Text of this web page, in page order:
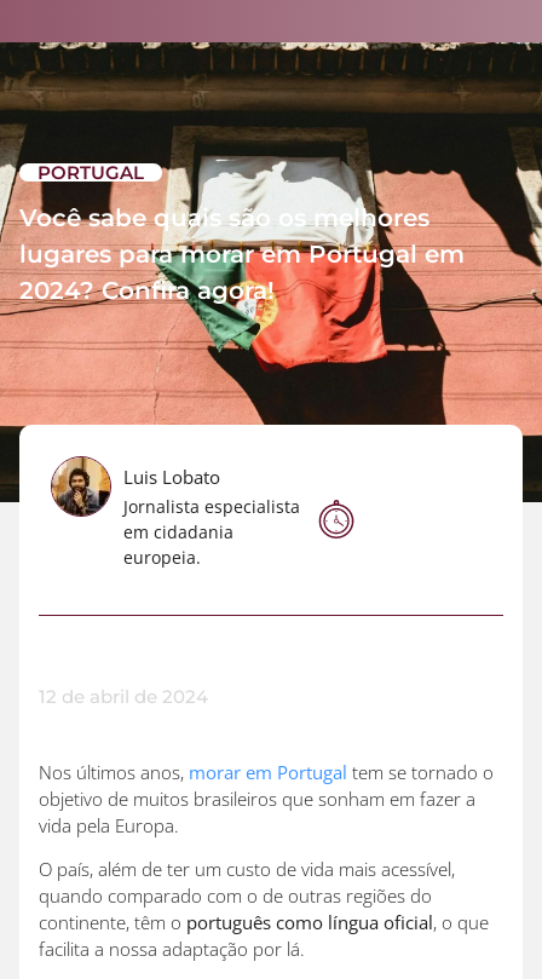
PORTUGAL
Você sabe quais são os melhores
lugares para morar em Portugal em
2024? Confira agora!
Luis Lobato
Jornalista especialista
em cidadania
europeia.
12 de abril de 2024
Nos últimos anos, morar em Portugal tem se tornado o
objetivo de muitos brasileiros que sonham em fazer a
vida pela Europa.
O país, além de ter um custo de vida mais acessível,
quando comparado com o de outras regiões do
continente, têm o português como língua oficial, o que
facilita a nossa adaptação por lá.